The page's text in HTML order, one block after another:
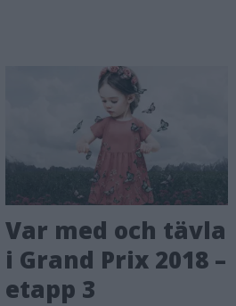
Var med och tävla
i Grand Prix 2018 –
etapp 3